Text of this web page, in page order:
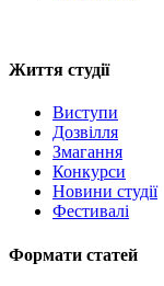
Життя студії
Виступи
Дозвілля
Змагання
Конкурси
Новини студії
Фестивалі
Формати статей